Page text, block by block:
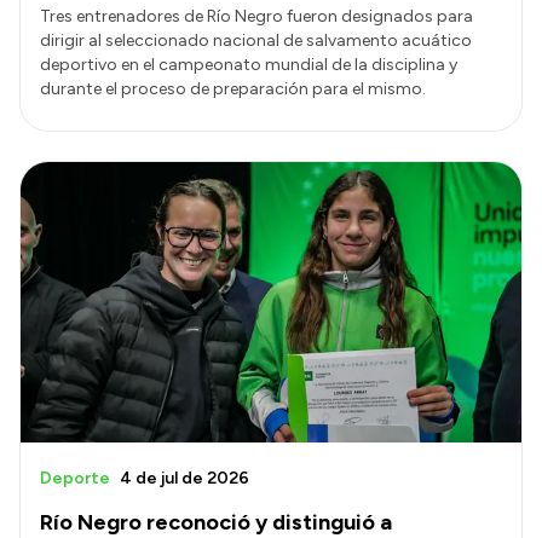
Intranet
Login
Tres entrenadores de Río Negro fueron designados para
dirigir al seleccionado nacional de salvamento acuático
deportivo en el campeonato mundial de la disciplina y
durante el proceso de preparación para el mismo.
Río Negro reconoció y distinguió a
Deporte 4 de jul de 2026